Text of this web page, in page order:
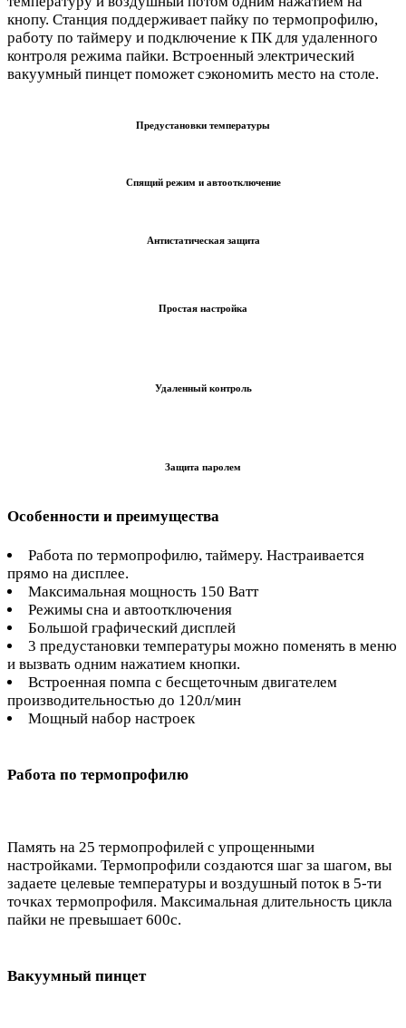
кнопу. Станция поддерживает пайку по термопрофилю,
работу по таймеру и подключение к ПК для удаленного
контроля режима пайки. Встроенный электрический
вакуумный пинцет поможет сэкономить место на столе.
Предустановки температуры
Спящий режим и автоотключение
Антистатическая защита
Простая настройка
Удаленный контроль
Защита паролем
Особенности и преимущества
Работа по термопрофилю, таймеру. Настраивается
прямо на дисплее.
Максимальная мощность 150 Ватт
Режимы сна и автоотключения
Большой графический дисплей
3 предустановки температуры можно поменять в меню
и вызвать одним нажатием кнопки.
Встроенная помпа с бесщеточным двигателем
производительностью до 120л/мин
Мощный набор настроек
Работа по термопрофилю
Память на 25 термопрофилей с упрощенными
настройками. Термопрофили создаются шаг за шагом, вы
задаете целевые температуры и воздушный поток в 5-ти
точках термопрофиля. Максимальная длительность цикла
пайки не превышает 600с.
Вакуумный пинцет